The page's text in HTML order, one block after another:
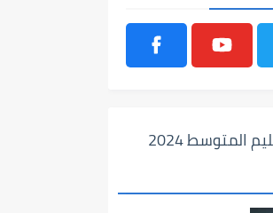
نتائج شهادة التعليم المتوسط 2024